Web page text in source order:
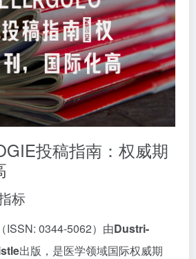
投稿指南：权威期
标
（ISSN: 0344-5062）由Dustri-
出版，是医学领域国际权威期